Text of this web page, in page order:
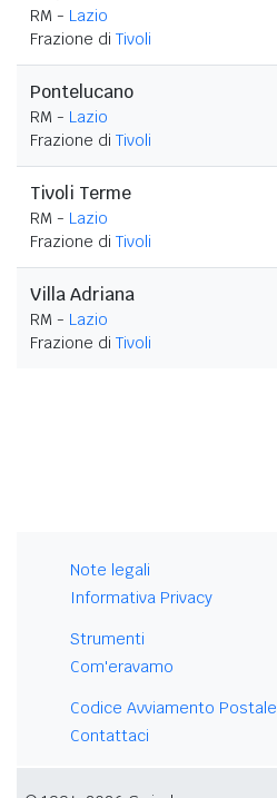
RM - Lazio
Frazione di Tivoli
Pontelucano
RM - Lazio
Frazione di Tivoli
Tivoli Terme
RM - Lazio
Frazione di Tivoli
Villa Adriana
RM - Lazio
Frazione di Tivoli
Note legali
Informativa Privacy
Strumenti
Com'eravamo
Codice Avviamento Postale
Contattaci